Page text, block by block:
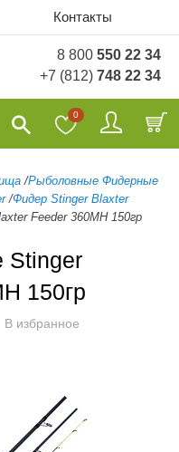
Контакты
8 800 550 22 34
+7 (812) 748 22 34
0
/Рыболовные Фидерные
/Фидер Stinger Blaxter
Feeder 360MH 150гр
Stinger
150гр
В избранное